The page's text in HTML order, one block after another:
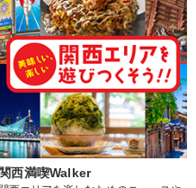
関西満喫Walker